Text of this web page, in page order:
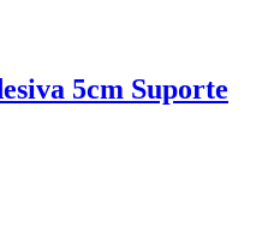
5cm Suporte